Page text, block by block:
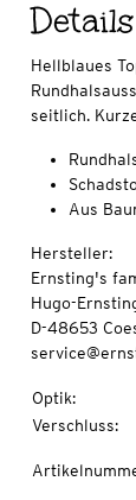
Details
Hellblaues
seitlich.
Aus
Hersteller:
Ernsting's
Hugo-
D-48653
Optik:
Verschluss: